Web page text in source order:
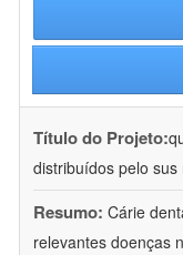
Título do Projeto:
distribuídos pelo
Resumo: Cárie
relevantes doenças